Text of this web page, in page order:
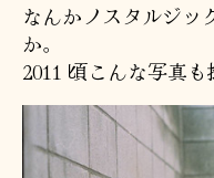
なんかノスタルジ
か。
2011 頃こんな写真も